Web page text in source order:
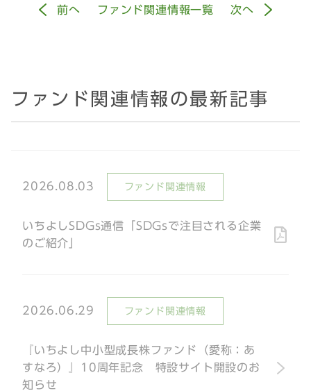
前へ ファンド関連情報一覧 次へ
ファンド関連情報の最新記事
2026.08.03 ファンド関連情報
いちよしSDGs通信「SDGsで注目される企業
のご紹介」
2026.06.29 ファンド関連情報
『いちよし中小型成長株ファンド（愛称：あ
すなろ）』10周年記念 特設サイト開設のお
知らせ